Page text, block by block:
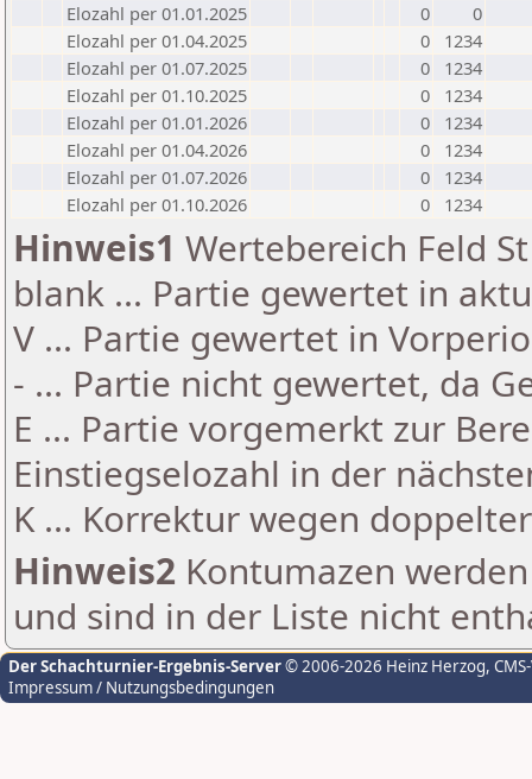
Elozahl per 01.01.2025
0
0
Elozahl per 01.04.2025
0
1234
Elozahl per 01.07.2025
0
1234
Elozahl per 01.10.2025
0
1234
Elozahl per 01.01.2026
0
1234
Elozahl per 01.04.2026
0
1234
Elozahl per 01.07.2026
0
1234
Elozahl per 01.10.2026
0 1234
Hinweis1 Wertebereich Feld
blank ... Partie gewertet in
V ... Partie gewertet in
- ... Partie nicht gewertet, da
E ... Partie vorgemerkt zur
Einstiegselozahl in der
K ... Korrektur wegen
Hinweis2 Kontumazen
und sind in der Liste nicht
Der Schachturnier-Ergebnis-Server© 2006-2026 Heinz Herzog,
Impressum / Nutzungsbedingungen